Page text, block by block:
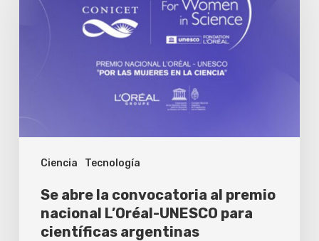
Ciencia Tecnología
convocatoria
UNESCO
para
científicas
argentinas
Se abre la convocatoria al premio
nacional L’Oréal-UNESCO para
científicas argentinas